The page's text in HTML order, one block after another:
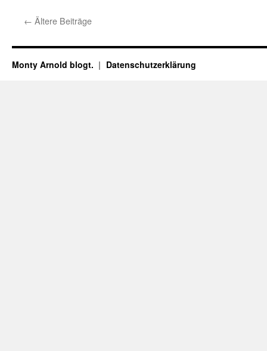
← Ältere Beiträge
Monty Arnold blogt. Datenschutz­erklärung